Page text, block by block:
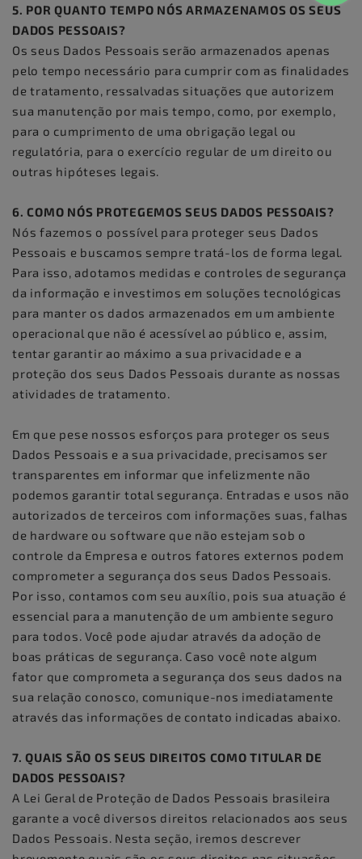
5. POR QUANTO TEMPO NÓS ARMAZENAMOS OS SEUS
DADOS PESSOAIS?
Os seus Dados Pessoais serão armazenados apenas
pelo tempo necessário para cumprir com as finalidades
de tratamento, ressalvadas situações que autorizem
sua manutenção por mais tempo, como, por exemplo,
para o cumprimento de uma obrigação legal ou
regulatória, para o exercício regular de um direito ou
outras hipóteses legais.
6. COMO NÓS PROTEGEMOS SEUS DADOS PESSOAIS?
Nós fazemos o possível para proteger seus Dados
Pessoais e buscamos sempre tratá-los de forma legal.
Para isso, adotamos medidas e controles de segurança
da informação e investimos em soluções tecnológicas
para manter os dados armazenados em um ambiente
operacional que não é acessível ao público e, assim,
tentar garantir ao máximo a sua privacidade e a
proteção dos seus Dados Pessoais durante as nossas
atividades de tratamento.
Em que pese nossos esforços para proteger os seus
Dados Pessoais e a sua privacidade, precisamos ser
transparentes em informar que infelizmente não
podemos garantir total segurança. Entradas e usos não
autorizados de terceiros com informações suas, falhas
de hardware ou software que não estejam sob o
controle da Empresa e outros fatores externos podem
comprometer a segurança dos seus Dados Pessoais.
Por isso, contamos com seu auxílio, pois sua atuação é
essencial para a manutenção de um ambiente seguro
para todos. Você pode ajudar através da adoção de
boas práticas de segurança. Caso você note algum
fator que comprometa a segurança dos seus dados na
sua relação conosco, comunique-nos imediatamente
através das informações de contato indicadas abaixo.
7. QUAIS SÃO OS SEUS DIREITOS COMO TITULAR DE
DADOS PESSOAIS?
A Lei Geral de Proteção de Dados Pessoais brasileira
garante a você diversos direitos relacionados aos seus
Dados Pessoais. Nesta seção, iremos descrever